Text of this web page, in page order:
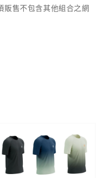
販售不包含其他組合之網